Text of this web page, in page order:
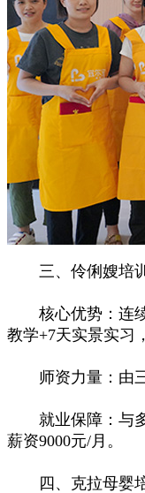
三、伶俐嫂培训
核心优势：连续
教学+7天实景实习
师资力量：由三
就业保障：与多
薪资9000元/月。
四、克拉母婴培